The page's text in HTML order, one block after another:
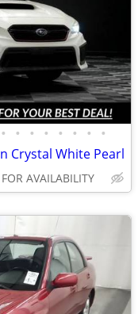
• • • • • • • •
Crystal White Pearl
AVAILABILITY